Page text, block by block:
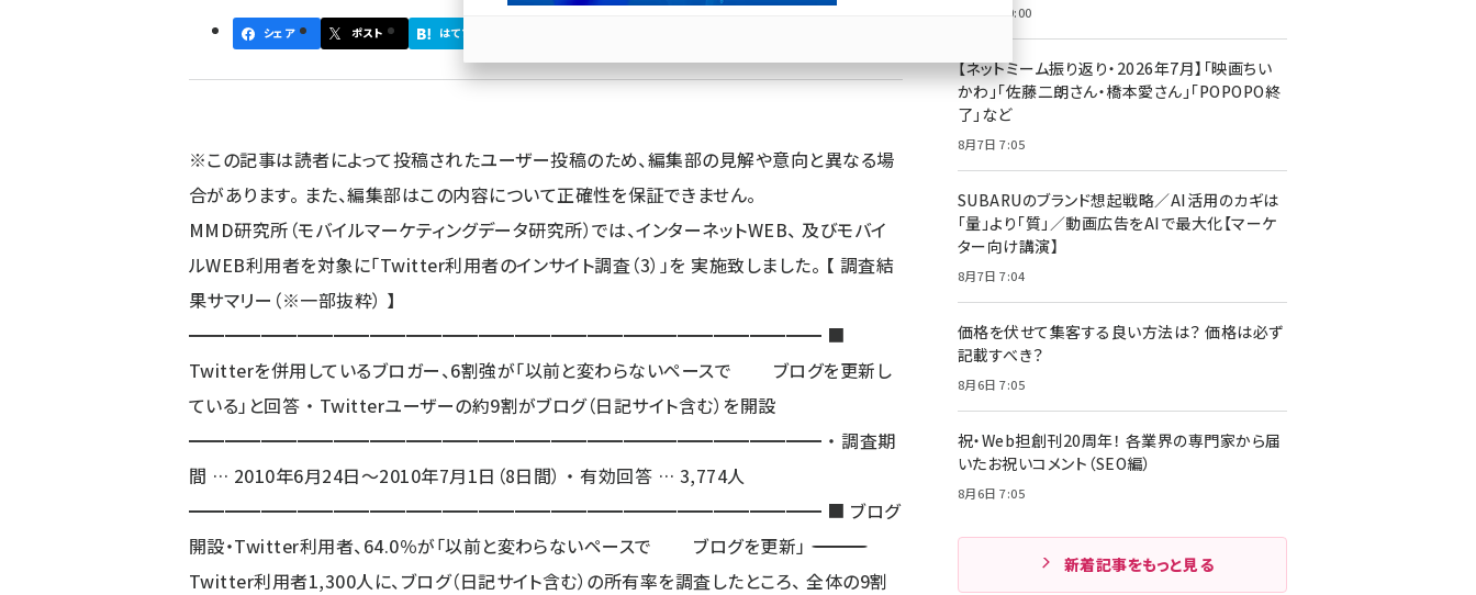
シェア ポスト はてブ
※この記事は読者によって投稿されたユーザー投稿のため、編集部の見解や意向と異なる場
合があります。 また、編集部はこの内容について正確性を保証できません。
MMD研究所（モバイルマーケティングデータ研究所）では、インターネットWEB、 及びモバイ
ルWEB利用者を対象に「Twitter利用者のインサイト調査（3）」を 実施致しました。 【 調査結
果サマリー（※一部抜粋） 】
━━━━━━━━━━━━━━━━━━━━━━━━━━━━━━━━━━━ ■
Twitterを併用しているブロガー、6割強が「以前と変わらないペースで ブログを更新し
ている」と回答 ・ Twitterユーザーの約9割がブログ（日記サイト含む）を開設
━━━━━━━━━━━━━━━━━━━━━━━━━━━━━━━━━━━ ・ 調査期
間 … 2010年6月24日～2010年7月1日（8日間） ・ 有効回答 … 3,774人
━━━━━━━━━━━━━━━━━━━━━━━━━━━━━━━━━━━ ■ ブログ
開設・Twitter利用者、64.0％が「以前と変わらないペースで ブログを更新」 ―――――――――――――――――――――――――――――――――――
Twitter利用者1,300人に、ブログ（日記サイト含む）の所有率を調査したところ、 全体の9割
8月7日 10:00
【ネットミーム振り返り・2026年7月】「映画ちい
かわ」「佐藤二朗さん・橋本愛さん」「POPOPO終
了」など
8月7日 7:05
SUBARUのブランド想起戦略／AI活用のカギは
「量」より「質」／動画広告をAIで最大化【マーケ
ター向け講演】
8月7日 7:04
価格を伏せて集客する良い方法は？ 価格は必ず
記載すべき？
8月6日 7:05
祝・Web担創刊20周年！ 各業界の専門家から届
いたお祝いコメント（SEO編）
8月6日 7:05
新着記事をもっと見る